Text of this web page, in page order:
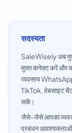
सदस्यता
SaleWisely अब
मुफ़्त कनेक्ट करें और
व्यवसाय
TikTok, वेबसाइट
सकें।
जैसे-जैसे आपका
प्रबंधन आवश्यकताओं